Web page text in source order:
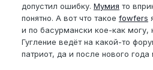
допустил ошибку. Мумия то
понятно. А вот что такое fowfers
и по басурмански кое-как могу,
Гугление ведёт на какой-то
патриот, да и после нового года